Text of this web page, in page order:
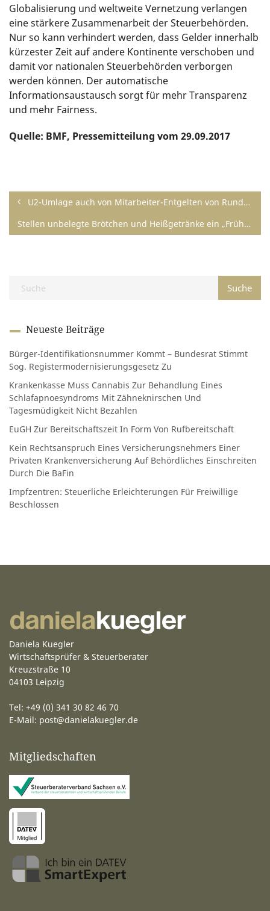
Globalisierung und weltweite Vernetzung verlangen
eine stärkere Zusammenarbeit der Steuerbehörden.
Nur so kann verhindert werden, dass Gelder innerhalb
kürzester Zeit auf andere Kontinente verschoben und
damit vor nationalen Steuerbehörden verborgen
werden können. Der automatische
Informationsaustausch sorgt für mehr Transparenz
und mehr Fairness.
Quelle: BMF, Pressemitteilung vom 29.09.2017
U2-Umlage auch von Mitarbeiter-Entgelten von Rundfunkanstalten
Stellen unbelegte Brötchen und Heißgetränke ein „Frühstück“ i. S. v. § 2 Abs. 1 Satz 2 Nr. 1 der SvEV dar?
Neueste Beiträge
Bürger-Identifikationsnummer Kommt – Bundesrat Stimmt
Sog. Registermodernisierungsgesetz Zu
Krankenkasse Muss Cannabis Zur Behandlung Eines
Schlafapnoesyndroms Mit Zähneknirschen Und
Tagesmüdigkeit Nicht Bezahlen
EuGH Zur Bereitschaftszeit In Form Von Rufbereitschaft
Kein Rechtsanspruch Eines Versicherungsnehmers Einer
Privaten Krankenversicherung Auf Behördliches Einschreiten
Durch Die BaFin
Impfzentren: Steuerliche Erleichterungen Für Freiwillige
Beschlossen
Daniela Kuegler
Wirtschaftsprüfer & Steuerberater
Kreuzstraße 10
04103 Leipzig
Tel: +49 (0) 341 30 82 46 70
E-Mail: post@danielakuegler.de
Mitgliedschaften